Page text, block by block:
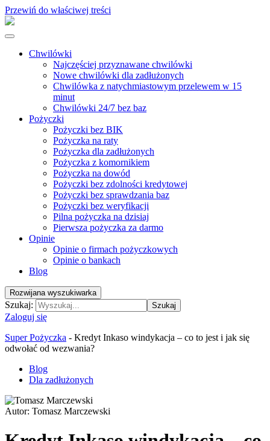
Przewiń do właściwej treści
Chwilówki
Najczęściej przyznawane chwilówki
Nowe chwilówki dla zadłużonych
Chwilówka z natychmiastowym przelewem w 15
minut
Chwilówki 24/7 bez baz
Pożyczki
Pożyczki bez BIK
Pożyczka na raty
Pożyczka dla zadłużonych
Pożyczka z komornikiem
Pożyczka na dowód
Pożyczki bez zdolności kredytowej
Pożyczki bez sprawdzania baz
Pożyczki bez weryfikacji
Pilna pożyczka na dzisiaj
Pierwsza pożyczka za darmo
Opinie
Opinie o firmach pożyczkowych
Opinie o bankach
Blog
Rozwijana wyszukiwarka
Szukaj: Szukaj
Zaloguj się
Super Pożyczka - Kredyt Inkaso windykacja – co to jest i jak się
odwołać od wezwania?
Blog
Dla zadłużonych
Autor: Tomasz Marczewski